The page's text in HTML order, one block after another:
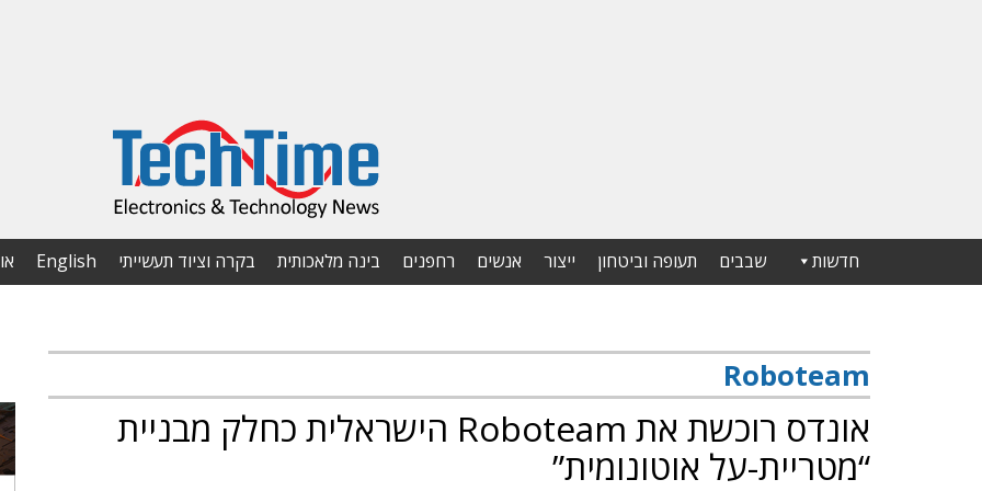
חדשות שבבים תעופה וביטחון ייצור אנשים רחפנים בינה מלאכותית בקרה וציוד תעשייתי English
Roboteam
אונדס רוכשת את Roboteam הישראלית כחלק מבניית
“מטריית-על אוטונומית”